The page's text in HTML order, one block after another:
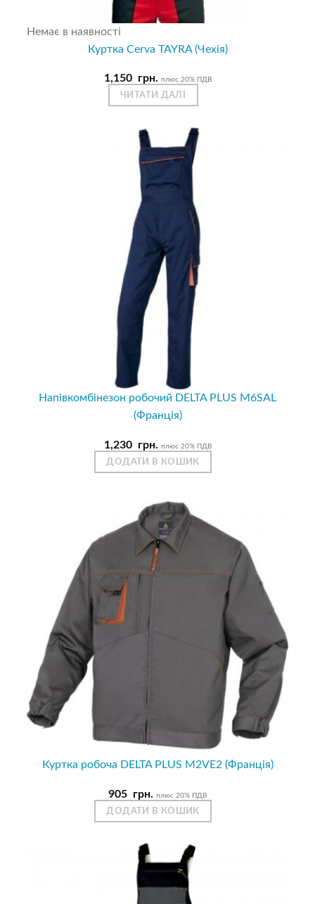
Немає в наявності
Куртка Cerva TAYRA (Чехія)
1,150 грн. плюс 20% ПДВ
ЧИТАТИ ДАЛІ
Напівкомбінезон робочий DELTA PLUS M6SAL
(Франція)
1,230 грн. плюс 20% ПДВ
ДОДАТИ В КОШИК
Куртка робоча DELTA PLUS M2VE2 (Франція)
905 грн. плюс 20% ПДВ
ДОДАТИ В КОШИК